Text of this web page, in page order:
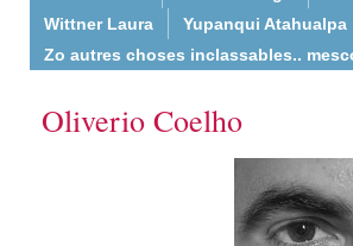
Wittner Laura
Yupanqui Atahualpa
Zo autres choses inclassables..
Oliverio Coelho